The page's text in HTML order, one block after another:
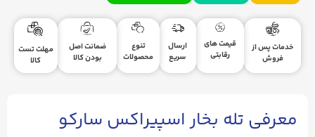
خدمات پس از
فروش
قیمت های
رقابتی
ارسال
سریع
تنوع
محصولات
ضمانت اصل
بودن کالا
مهلت تست
کالا
معرفی تله بخار اسپیراکس سارکو